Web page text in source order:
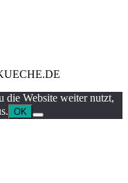
die Website weiter nutzt,
OK